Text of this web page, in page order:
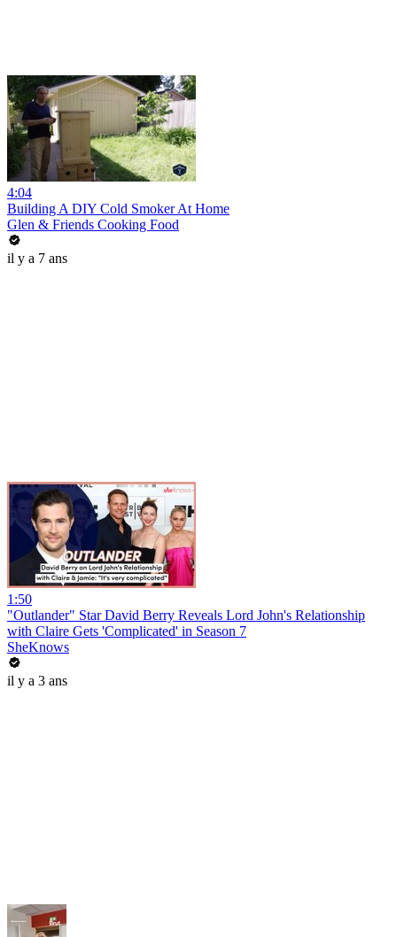
4:04
Building A DIY Cold Smoker At Home
Glen & Friends Cooking Food
il y a 7 ans
1:50
"Outlander" Star David Berry Reveals Lord John's Relationship
with Claire Gets 'Complicated' in Season 7
SheKnows
il y a 3 ans